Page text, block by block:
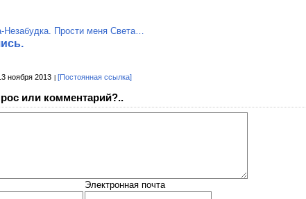
ноября 2013 [Постоянная ссылка]
или комментарий?..
Электронная почта